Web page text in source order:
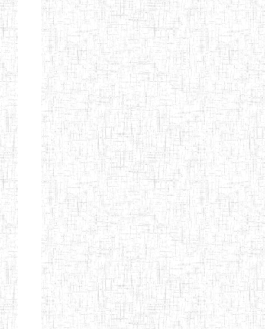
Afficher Page 4 sur 13 Total: 307
Début Préc. 1 2 3 4 5
6
Suivant
Fin
CLAIRE
FONTAINE
Etablissements
d'enseignement
secondaire
technique
et
professionnel